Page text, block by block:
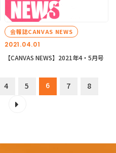
2021.04.01
会報誌CANVAS NEWS
【CANVAS NEWS】2021年4・5月号
4 5 6 7
8